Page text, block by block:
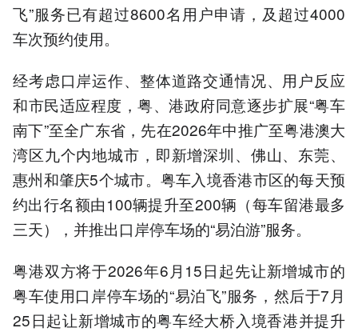
飞”服务已有超过8600名用户申请，及超过4000
车次预约使用。
经考虑口岸运作、整体道路交通情况、用户反应
和市民适应程度，粤、港政府同意逐步扩展“粤车
南下”至全广东省，先在2026年中推广至粤港澳大
湾区九个内地城市，即新增深圳、佛山、东莞、
惠州和肇庆5个城市。粤车入境香港市区的每天预
约出行名额由100辆提升至200辆（每车留港最多
三天），并推出口岸停车场的“易泊游”服务。
粤港双方将于2026年6月15日起先让新增城市的
粤车使用口岸停车场的“易泊飞”服务，然后于7月
25日起让新增城市的粤车经大桥入境香港并提升